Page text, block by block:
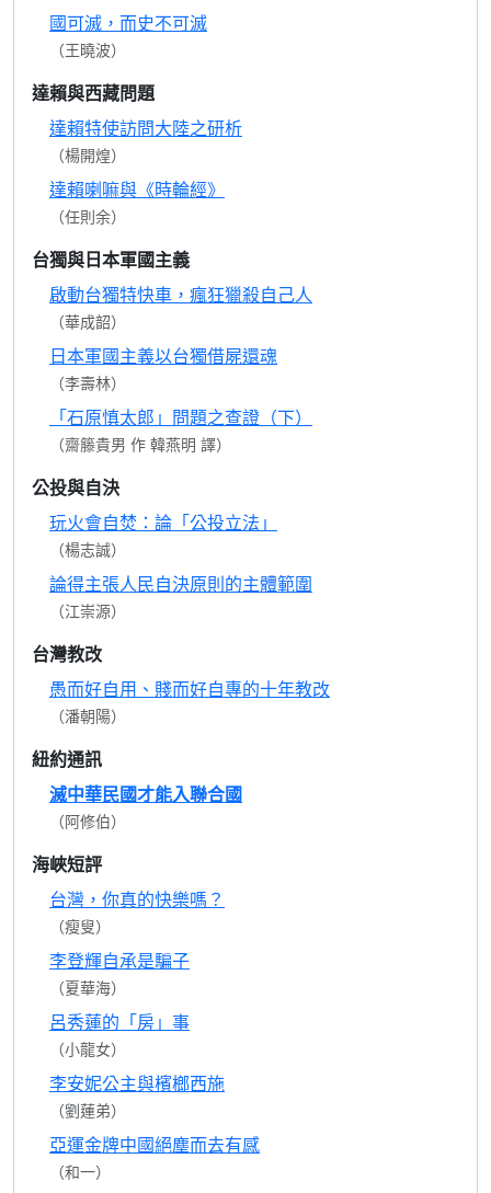
國可滅，而史不可滅
（王曉波）
達賴與西藏問題
達賴特使訪問大陸之研析
（楊開煌）
達賴喇嘛與《時輪經》
（任則余）
台獨與日本軍國主義
啟動台獨特快車，瘋狂獵殺自己人
（華成韶）
日本軍國主義以台獨借屍還魂
（李壽林）
「石原慎太郎」問題之查證（下）
（齋籐貴男 作 韓燕明 譯）
公投與自決
玩火會自焚：論「公投立法」
（楊志誠）
論得主張人民自決原則的主體範圍
（江崇源）
台灣教改
愚而好自用、賤而好自專的十年教改
（潘朝陽）
紐約通訊
滅中華民國才能入聯合國
（阿修伯）
海峽短評
台灣，你真的快樂嗎？
（瘦叟）
李登輝自承是騙子
（夏華海）
呂秀蓮的「房」事
（小龍女）
李安妮公主與檳榔西施
（劉蓮弟）
亞運金牌中國絕塵而去有感
（和一）